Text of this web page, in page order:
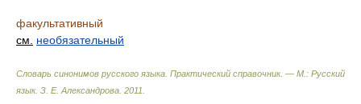
факультативный
см.
необязательный
Словарь синонимов русского языка. Практический справочник. — М.: Русский
язык. З. Е. Александрова 2011